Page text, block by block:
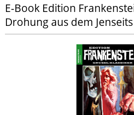
E-Book Edition
Drohung aus dem Jenseits